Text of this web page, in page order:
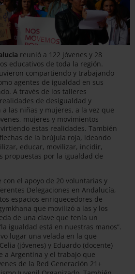
reunió a 122 jóvenes y 28
educativos de toda la región.
compartiendo y trabajando
agentes de igualdad en sus
A través de los talleres
de desigualdad y
las niñas y mujeres, a la vez que
mujeres y movimientos
estas realidades. También
de la brújula roja, ideando
educar, movilizar, incidir,
propuestas por la igualdad de
con el apoyo de 20 voluntarias y
Delegaciones en Andalucía,
espacios enriquecedores de
que movilizó a las y los
de una clave que tenía un
igualdad está en nuestras manos”.
lugar una velada en la que
(jóvenes) y Eduardo (docente)
a Argentina y el trabajo que
de la Red Generación 21+